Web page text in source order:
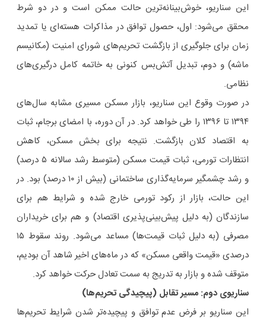
این سناریو، خوش‌بینانه‌ترین حالت ممکن است و در دو شرط
محقق می‌شود: اول، حصول توافق در مذاکرات هسته‌ای یا تمدید
زمان برای جلوگیری از بازگشت تحریم‌های شورای امنیت (مکانیسم
ماشه) و دوم، تبدیل آتش‌بس کنونی به خاتمه کامل درگیری‌های
نظامی.
در صورت وقوع این سناریو، بازار مسکن مسیری مشابه سال‌های
۱۳۹۴ تا ۱۳۹۶ را طی خواهد کرد. در آن دوره، با امضای برجام، ثبات
به اقتصاد کلان بازگشت. نتیجه برای بخش مسکن، کاهش
انتظارات تورمی، ثبات قیمت مسکن (متوسط رشد سالانه ۵ درصد)
و رشد چشمگیر سرمایه‌گذاری ساختمانی (بیش از ۱۰ درصد) بود. در
این حالت، بازار از رکود تورمی خارج شده و شرایط هم برای
سازندگان (به دلیل پیش‌بینی‌پذیری اقتصاد) و هم برای خریداران
مصرفی (به دلیل ثبات قیمت‌ها) مساعد می‌شود. روند سقوط ۱۵
درصدی «قیمت واقعی مسکن» که در ماه‌های اخیر شاهد آن بودیم،
متوقف شده و بازار به تدریج به سمت تعادل حرکت خواهد کرد.
سناریوی دوم: مسیر تقابل (پیچیدگی تحریم‌ها)
این سناریو بر فرض عدم توافق و پیچیده‌تر شدن شرایط تحریم‌ها